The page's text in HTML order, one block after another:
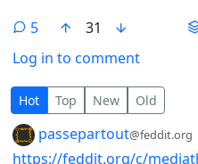
5 31
Log in to comment
5 Comments
Hot Top New Old
by passepartout@feddit.org
https://feddit.org/c/